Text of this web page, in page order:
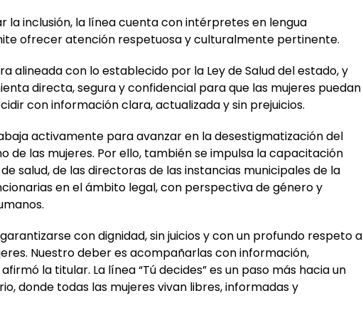
la inclusión, la línea cuenta con intérpretes en lengua
ofrecer atención respetuosa y culturalmente pertinente.
alineada con lo establecido por la Ley de Salud del estado, y
directa, segura y confidencial para que las mujeres puedan
con información clara, actualizada y sin prejuicios.
activamente para avanzar en la desestigmatización del
de las mujeres. Por ello, también se impulsa la capacitación
salud, de las directoras de las instancias municipales de la
en el ámbito legal, con perspectiva de género y
garantizarse con dignidad, sin juicios y con un profundo respeto a
Nuestro deber es acompañarlas con información,
la titular. La línea “Tú decides” es un paso más hacia un
donde todas las mujeres vivan libres, informadas y